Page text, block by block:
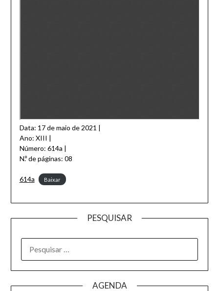
Data: 17 de maio de 2021 |
Ano: XIII |
Número: 614a |
N.º de páginas: 08
614a Baixar
PESQUISAR
AGENDA